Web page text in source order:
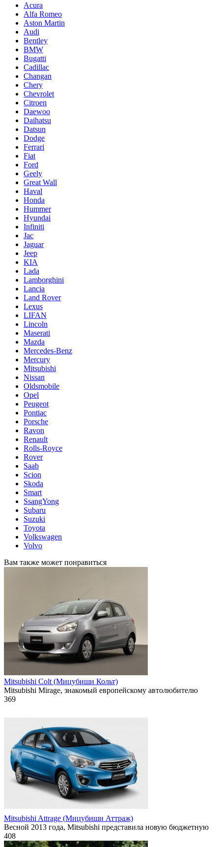
Acura
Alfa Romeo
Aston Martin
Audi
Bentley
BMW
Bugatti
Cadillac
Changan
Chery
Chevrolet
Citroen
Daewoo
Daihatsu
Datsun
Dodge
Ferrari
Fiat
Ford
Geely
Great Wall
Haval
Honda
Hummer
Hyundai
Infiniti
Jac
Jaguar
Jeep
KIA
Lada
Lamborghini
Lancia
Land Rover
Lexus
LIFAN
Lincoln
Maserati
Mazda
Mercedes-Benz
Mercury
Mitsubishi
Nissan
Oldsmobile
Opel
Peugeot
Pontiac
Porsche
Ravon
Renault
Rolls-Royce
Rover
Saab
Scion
Skoda
Smart
SsangYong
Subaru
Suzuki
Toyota
Volkswagen
Volvo
Вам также может понравиться
Mitsubishi Colt (Мицубиши Кольт)
Mitsubishi Mirage, знакомый европейскому автолюбителю
369
Mitsubishi Attrage (Мицубиши Аттраж)
Весной 2013 года, Mitsubishi представила новую бюджетную
408